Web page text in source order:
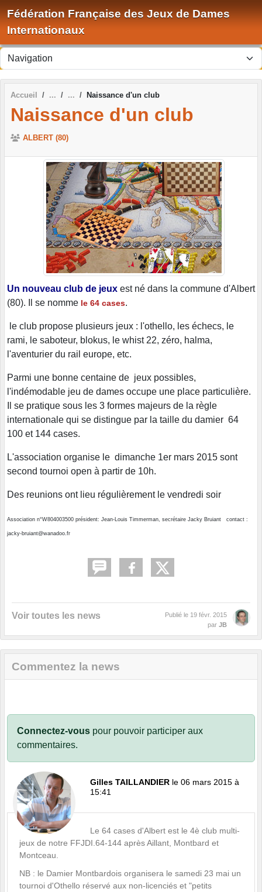
Fédération Française des Jeux de Dames
Internationaux
Accueil Naissance d'un club
Naissance d'un club
ALBERT (80)
Un nouveau club de jeux est né dans la commune d'Albert
(80). Il se nomme le 64 cases.
le club propose plusieurs jeux : l'othello, les échecs, le
rami, le saboteur, blokus, le whist 22, zéro, halma,
l'aventurier du rail europe, etc.
Parmi une bonne centaine de jeux possibles,
l'indémodable jeu de dames occupe une place particulière.
Il se pratique sous les 3 formes majeurs de la règle
internationale qui se distingue par la taille du damier 64
100 et 144 cases.
L'association organise le dimanche 1er mars 2015 sont
second tournoi open à partir de 10h.
Des reunions ont lieu régulièrement le vendredi soir
Association n°W804003500 président: Jean-Louis Timmerman, secrétaire Jacky Bruiant contact :
jacky-bruiant@wanadoo.fr
Voir toutes les news Publié le 19 févr. 2015
par JB
Commentez la news
Connectez-vous pour pouvoir participer aux
commentaires.
Gilles TAILLANDIER le 06 mars 2015 à
15:41
Le 64 cases d'Albert est le 4è club multi-
jeux de notre FFJDI.64-144 après Aillant, Montbard et
Montceau.
NB : le Damier Montbardois organisera le samedi 23 mai un
tournoi d'Othello réservé aux non-licenciés et "petits